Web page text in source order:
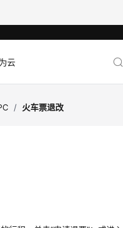
云
/ 火车票退改